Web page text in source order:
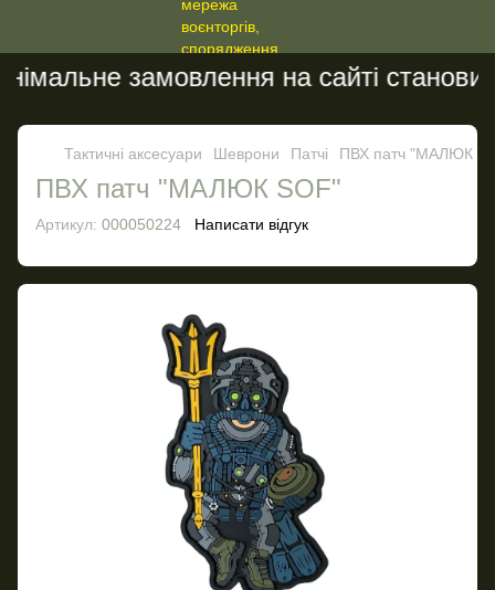
замовлення на сайті становить
Тактичні аксесуари Шеврони Патчі ПВХ патч "МАЛЮК
ПВХ патч "МАЛЮК SOF"
Артикул: 000050224 Написати відгук